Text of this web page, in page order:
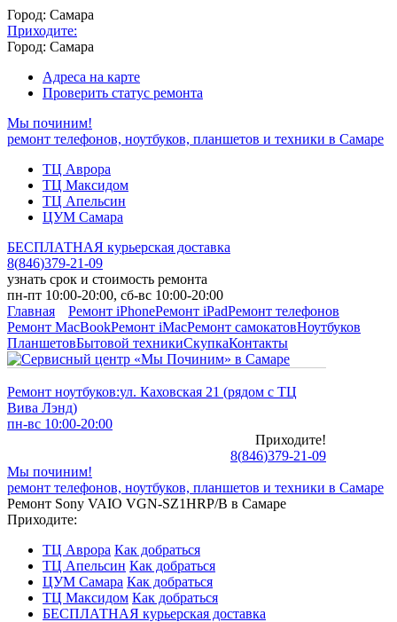
Город: Самара
Приходите:
Город: Самара
Адреса на карте
Проверить статус ремонта
Мы починим!
ремонт телефонов, ноутбуков, планшетов и техники в Самаре
ТЦ Аврора
ТЦ Максидом
ТЦ Апельсин
ЦУМ Самара
БЕСПЛАТНАЯ курьерская доставка
8(846)379-21-09
узнать срок и стоимость ремонта
пн-пт 10:00-20:00, сб-вс 10:00-20:00
Главная
Ремонт iPhoneРемонт iPadРемонт телефонов
Ремонт MacBookРемонт iMacРемонт самокатовНоутбуков
ПланшетовБытовой техникиСкупкаКонтакты
Ремонт ноутбуков:ул. Каховская 21 (рядом с ТЦ
Вива Лэнд)
пн-вс 10:00-20:00
Приходите!
8(846)379-21-09
Мы починим!
ремонт телефонов, ноутбуков, планшетов и техники в Самаре
Ремонт Sony VAIO VGN-SZ1HRP/B в Самаре
Приходите:
ТЦ Аврора Как добраться
ТЦ Апельсин Как добраться
ЦУМ Самара Как добраться
ТЦ Максидом Как добраться
БЕСПЛАТНАЯ курьерская доставка